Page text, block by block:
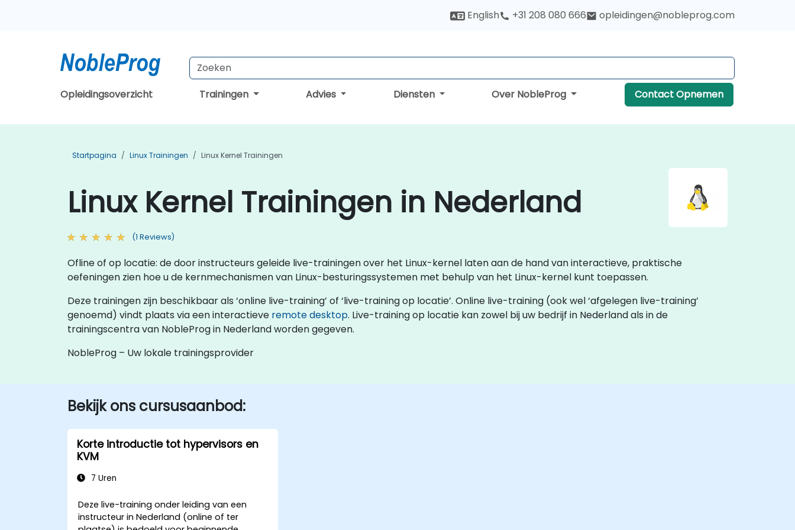
English +31 208 080 666 opleidingen@nobleprog.com
Opleidingsoverzicht Trainingen Advies Diensten Over NobleProg Contact Opnemen
Startpagina Linux Trainingen Linux Kernel Trainingen
Linux Kernel Trainingen in Nederland
(1 Reviews)
Ofline of op locatie: de door instructeurs geleide live-trainingen over het Linux-kernel laten aan de hand van interactieve, praktische
oefeningen zien hoe u de kernmechanismen van Linux-besturingssystemen met behulp van het Linux-kernel kunt toepassen.
Deze trainingen zijn beschikbaar als ‘online live-training’ of ‘live-training op locatie’. Online live-training (ook wel ‘afgelegen live-training’
genoemd) vindt plaats via een interactieve remote desktop. Live-training op locatie kan zowel bij uw bedrijf in Nederland als in de
trainingscentra van NobleProg in Nederland worden gegeven.
NobleProg – Uw lokale trainingsprovider
Bekijk ons cursusaanbod:
Korte introductie tot hypervisors en
KVM
7 Uren
Deze live-training onder leiding van een
instructeur in Nederland (online of ter